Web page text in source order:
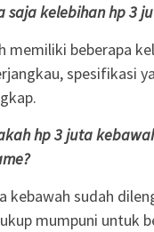
saja kelebihan hp 3
memiliki beberapa
spesifikasi
hp 3 juta
kebawah sudah
mumpuni untuk